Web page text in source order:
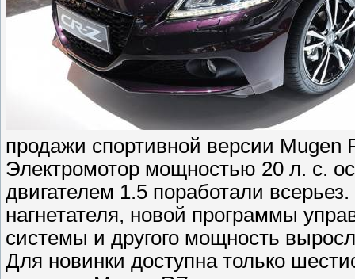
продажи спортивной версии Mugen
Электромотор мощностью 20 л. с.
двигателем 1.5 поработали
нагнетателя, новой программы
системы и другого мощность
Для новинки доступна только